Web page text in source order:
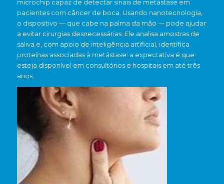
microchip capaz de detectar sinais de metástase em
pacientes com câncer de boca. Usando nanotecnologia,
o dispositivo — que cabe na palma da mão — pode ajudar
a evitar cirurgias desnecessárias. Ele analisa amostras de
saliva e, com apoio de inteligência artificial, identifica
proteínas associadas à metástase. a expectativa é que
esteja disponível em consultórios e hospitais em até três
anos.